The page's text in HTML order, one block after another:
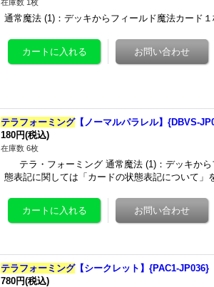
在庫数 1枚
通常魔法 (1)：デッキからフィールド魔法カード１
テラフォーミング【ノーマルパラレル】{DBVS-
180円(税込)
在庫数 6枚
テラ・フォーミング 通常魔法 (1)：デッキか
態表記に関しては「カードの状態表記について
テラフォーミング【シークレット】{PAC1-JP036}
780円(税込)